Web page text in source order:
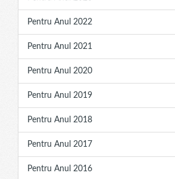
Pentru Anul 2022
Pentru Anul 2021
Pentru Anul 2020
Pentru Anul 2019
Pentru Anul 2018
Pentru Anul 2017
Pentru Anul 2016